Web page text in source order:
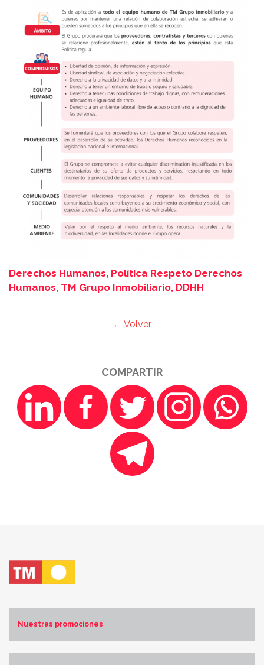
Derechos Humanos, Política Respeto Derechos
Humanos, TM Grupo Inmobiliario, DDHH
← Volver
COMPARTIR
Nuestras promociones